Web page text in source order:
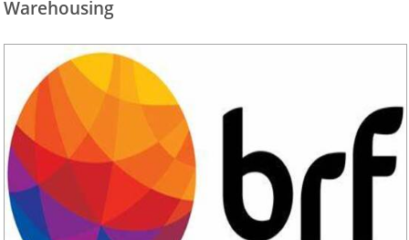
Warehousing